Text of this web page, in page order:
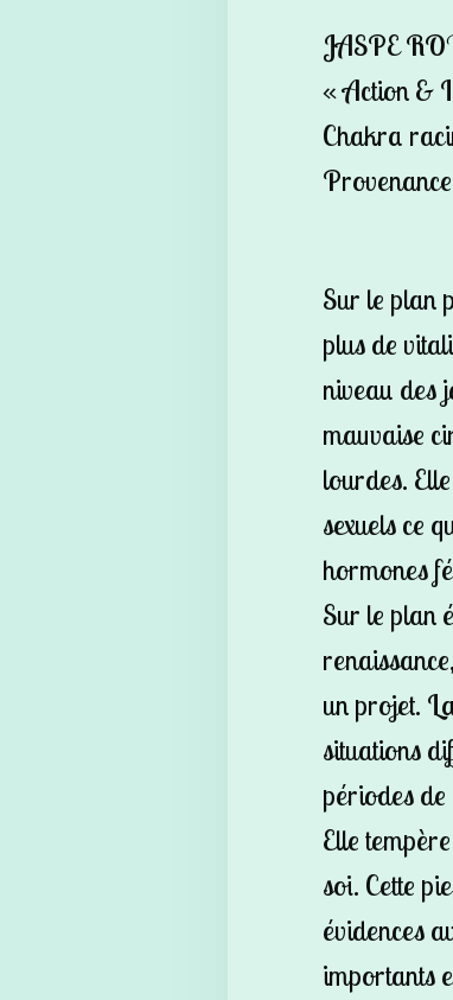
JASPE
« Action &
Chakra
Sur le plan
plus de
niveau des
mauvaise
lourdes.
sexuels ce
hormones
Sur le plan
un projet.
situations
périodes de
Elle
soi. Cette
évidences
importants